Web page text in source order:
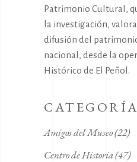
Patrimonio Cultural,
la investigación,
difusión del
nacional, desde la
Histórico de El Peñol.
Amigos del Museo(22)
Centro de Historia(47)